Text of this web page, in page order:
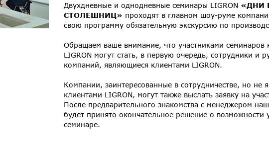
Двухдневные и однодневные семинары LIGRON «ДНИ
СТОЛЕШНИЦ» проходят в главном шоу-руме
свою программу обязательную экскурсию по
Обращаем ваше внимание, что участниками семинаров
LIGRON могут стать, в первую очередь, сотрудники и
компаний, являющиеся клиентами LIGRON.
Компании, заинтересованные в сотрудничестве, но не
клиентами LIGRON, могут также выслать заявку на
После предварительного знакомства с менеджером
будет принято окончательное решение о возможности
семинаре.